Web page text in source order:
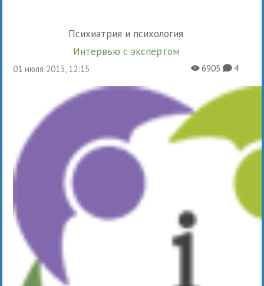
Психиатрия и психология
Интервью с экспертом
01 июля 2013, 12:15 X6905K4